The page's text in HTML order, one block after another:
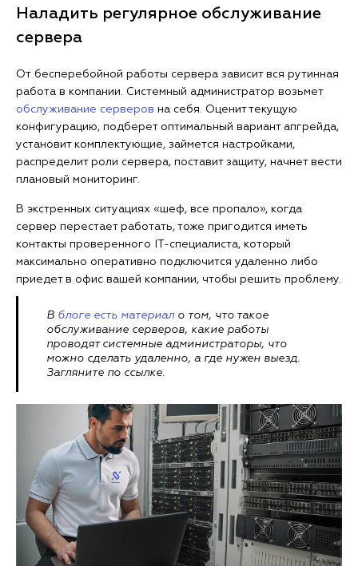
Наладить регулярное обслуживание
сервера
От бесперебойной работы сервера зависит вся рутинная
работа в компании. Системный администратор возьмет
обслуживание серверов на себя. Оценит текущую
конфигурацию, подберет оптимальный вариант апгрейда,
установит комплектующие, займется настройками,
распределит роли сервера, поставит защиту, начнет вести
плановый мониторинг.
В экстренных ситуациях «шеф, все пропало», когда
сервер перестает работать, тоже пригодится иметь
контакты проверенного IT-специалиста, который
максимально оперативно подключится удаленно либо
приедет в офис вашей компании, чтобы решить проблему.
В блоге есть материало том, что такое
обслуживание серверов, какие работы
проводят системные администраторы, что
можно сделать удаленно, а где нужен выезд.
Загляните по ссылке.